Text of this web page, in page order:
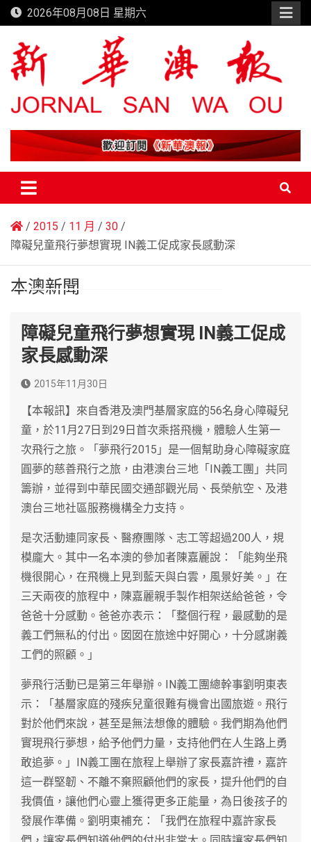
Skip
to
content
2026年08月08日 星期六
新華澳報
2015 11 月
30
障礙兒童飛行夢想實現 IN義工促成家長感動深
本澳新聞
障礙兒童飛行夢想實現 IN義工促成
家長感動深
2015年11月30日
【本報訊】來自香港及澳門基層家庭的56名身心障礙兒
童，於11月27日到29日首次乘搭飛機，體驗人生第一
次飛行之旅。「夢飛行2015」是一個幫助身心障礙家庭
圓夢的慈善飛行之旅，由港澳台三地「IN義工團」共同
籌辦，並得到中華民國交通部觀光局、長榮航空、及港
澳台三地社區服務機構全力支持。
是次活動連同家長、醫療團隊、志工等超過200人，規
模龐大。其中一名本澳的參加者陳嘉麗說：「能夠坐飛
機很開心，在飛機上見到藍天與白雲，風景好美。」在
三天兩夜的旅程中，陳嘉麗親手製作相架送給爸爸，令
爸爸十分感動。爸爸亦表示：「整個行程，最感動的是
義工們無私的付出。囡囡在旅途中好開心，十分感謝義
工們的照顧。」
夢飛行活動已是第三年舉辦。IN義工團總幹事劉明東表
示：「基層家庭的殘疾兒童很難有機會出國旅遊。飛行
對於他們來說，甚至是無法想像的體驗。我們期為他們
實現飛行夢想，給予他們力量，支持他們在人生路上勇
敢追夢。」IN義工團在旅程上舉辦了家長嘉許禮，嘉許
這一群堅韌、不離不棄照顧他們的家長，提升他們的自
我價值，讓他們心靈上獲得更多正能量，為日後孩子的
發展作準備。劉明東補充：「我們在旅程中嘉許家長